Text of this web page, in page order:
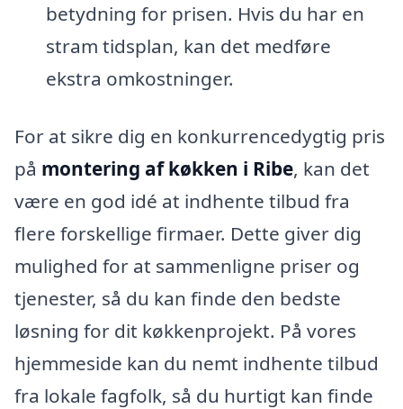
betydning for prisen. Hvis du har en
stram tidsplan, kan det medføre
ekstra omkostninger.
For at sikre dig en konkurrencedygtig pris
på montering af køkken i Ribe, kan det
være en god idé at indhente tilbud fra
flere forskellige firmaer. Dette giver dig
mulighed for at sammenligne priser og
tjenester, så du kan finde den bedste
løsning for dit køkkenprojekt. På vores
hjemmeside kan du nemt indhente tilbud
fra lokale fagfolk, så du hurtigt kan finde